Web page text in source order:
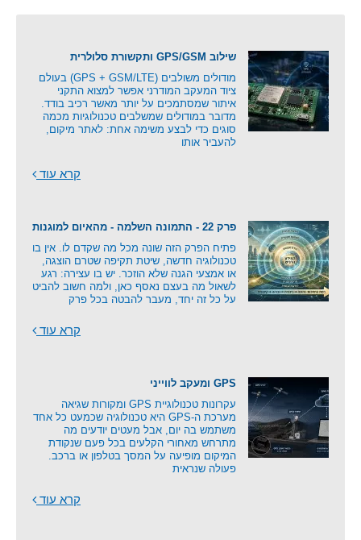
שילוב GPS/GSM ותקשורת סלולרית
מודולים משולבים (GPS + GSM/LTE) בעולם
ציוד המעקב המודרני אפשר למצוא התקני
איתור שמסתמכים על יותר מאשר רכיב בודד.
מדובר במודולים שמשלבים טכנולוגיות מכמה
סוגים כדי לבצע משימה אחת: לאתר מיקום,
להעביר אותו
קרא עוד
פרק 22 - התמונה השלמה - מהאיום למוגנות
פתיח הפרק הזה שונה מכל מה שקדם לו. אין בו
טכנולוגיה חדשה, שיטת תקיפה שטרם הוצגה,
או אמצעי הגנה שלא הוזכר. יש בו עצירה: רגע
לשאול מה בעצם נאסף כאן, ולמה חשוב להביט
על כל זה יחד, מעבר להבטה בכל פרק
קרא עוד
GPS ומעקב לווייני
עקרונות טכנולוגיית GPS ומקורות שגיאה
מערכת ה-GPS היא טכנולוגיה שכמעט כל אחד
משתמש בה יום, אבל מעטים יודעים מה
מתרחש מאחורי הקלעים בכל פעם שנקודת
המיקום מופיעה על המסך בטלפון או ברכב.
פעולה שנראית
קרא עוד